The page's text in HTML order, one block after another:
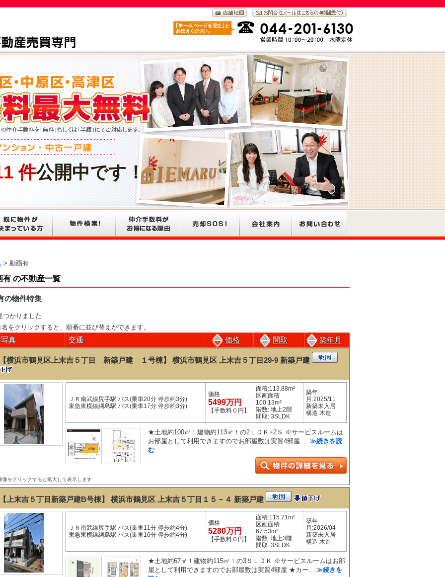
件公開中です！
> 動画有
有 の不動産一覧
の物件特集
つかりました
をクリックすると、順番に並び替えができます。
真 交通 価格 間取 築年月
横浜市鶴見区上末吉５丁目 新築戸建 １号棟】 横浜市鶴見区 上末吉５丁目29-9 新築戸建
ＪＲ南武線尻手駅 バス(乗車20分 停歩約3分)
東急東横線綱島駅 バス(乗車17分 停歩約3分)
価格
5499万円
【手数料０円】
面積:113.88m²
区画面積
100.13m²
階数: 地上2階
間取: 3SLDK
築年
月:2025/11
新築未入居
構造 木造
★土地約100㎡！建物約113㎡！の2ＬＤＫ+2Ｓ ※サービスルームは
お部屋として利用できますのでお部屋数は実質4部屋 ... ≫続きを読
む
をクリックすると拡大して表示します
上末吉５丁目新築戸建B号棟】 横浜市鶴見区 上末吉５丁目１５－４ 新築戸建
ＪＲ南武線尻手駅 バス(乗車11分 停歩約4分)
東急東横線綱島駅 バス(乗車16分 停歩約4分)
価格
5280万円
【手数料０円】
面積:115.71m²
区画面積
67.53m²
階数: 地上3階
間取: 3SLDK
築年
月:2026/04
新築未入居
構造 木造
★土地約67㎡！建物約115㎡！の3ＳＬＤＫ ※サービスルームはお部
屋として利用できますのでお部屋数は実質4部屋 ★カー... ≫続きを